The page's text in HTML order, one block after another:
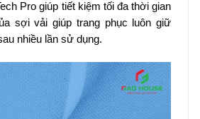
Pro giúp tiết kiệm tối đa thời gian
sợi vải giúp trang phục luôn giữ
nhiều lần sử dụng.